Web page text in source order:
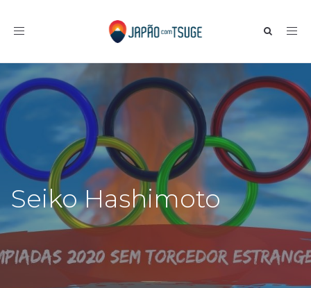
Toggle navigation
Seiko Hashimoto